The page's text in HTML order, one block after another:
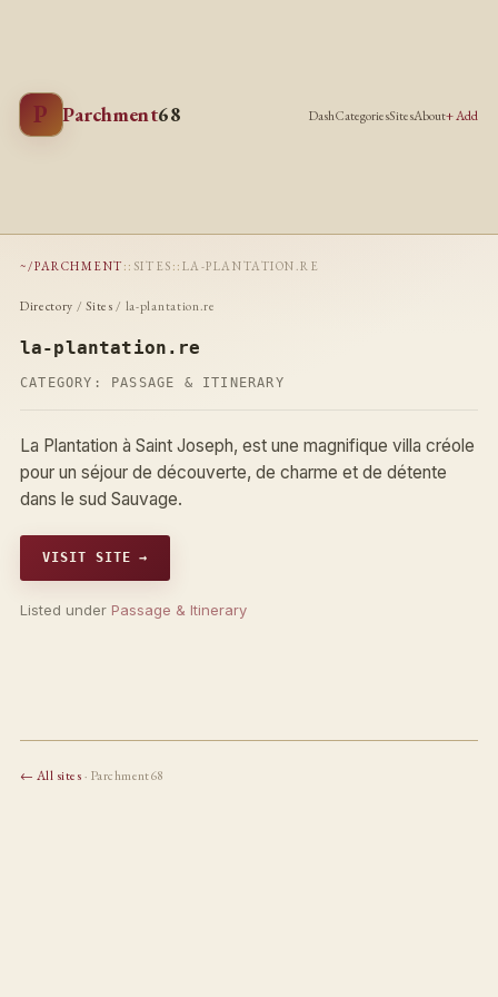
P Parchment68 DashCategoriesSitesAbout+ Add
~/PARCHMENT :: SITES :: LA-PLANTATION.RE
Directory /Sites / la-plantation.re
la-plantation.re
CATEGORY: PASSAGE & ITINERARY
La Plantation à Saint Joseph, est une magnifique villa créole
pour un séjour de découverte, de charme et de détente
dans le sud Sauvage.
VISIT SITE →
Listed under Passage & Itinerary
← All sites· Parchment68